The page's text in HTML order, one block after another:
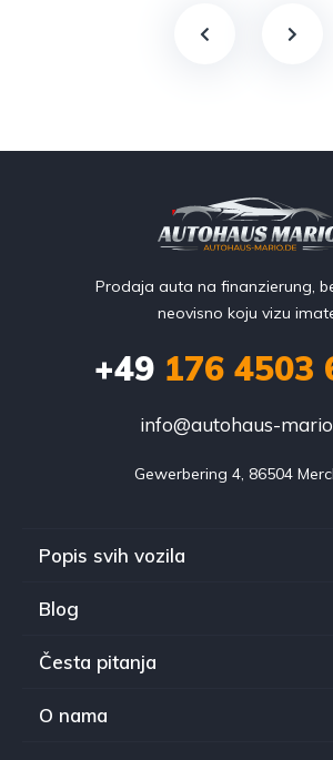
Prodaja auta na finanzierung,
neovisno koju vizu
+49176 4503
info@autohaus-
Gewerbering 4, 86504
Popis svih vozila
Blog
Česta pitanja
O nama